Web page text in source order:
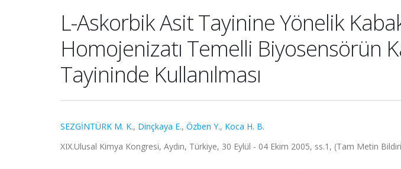
L-Askorbik Asit Tayinine Yönelik
Homojenizatı Temelli Biyosensörün
Tayininde Kullanılması
SEZGİNTÜRK M. K., Dinçkaya E., Özben Y., Koca H. B.
XIX.Ulusal Kimya Kongresi, Aydın, Türkiye, 30 Eylül - 04 Ekim 2005, ss.1, (Tam Metin